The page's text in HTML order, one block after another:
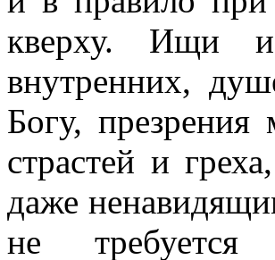
кверху. Ищи
внутренних,
Богу,
страстей и
даже
не